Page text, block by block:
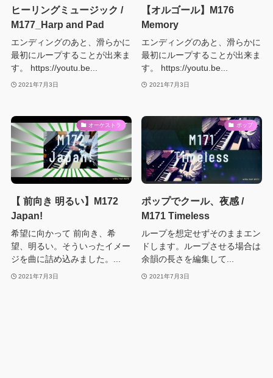
ヒーリングミュージック /
M177_Harp and Pad
エンディングのあと、滑らかに
最初にループすることが出来ま
す。 https://youtu.be...
2021年7月3日
【オルゴール】M176
Memory
エンディングのあと、滑らかに
最初にループすることが出来ま
す。 https://youtu.be...
2021年7月3日
オーケストラ
【 前向き 明るい】M172
Japan!
希望に向かって 前向き、希
望、明るい。そういったイメー
ジを曲に詰め込みました。...
2021年7月3日
ポップ
ポップでクール、夜感 /
M171 Timeless
ループを想定せずそのままエン
ドします。ループさせる場合は
余韻の長さを編集して...
2021年7月3日